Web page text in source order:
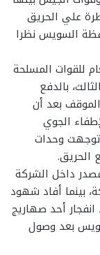
علي الحريق
السويس نظرا
للقوات المسلحة
بالدفع
بعد أن
الجوي
توجهت وحدات
الحريق.
داخل الشركة
بينما أفاد شهود
أحد صهاريج
بعد وصول